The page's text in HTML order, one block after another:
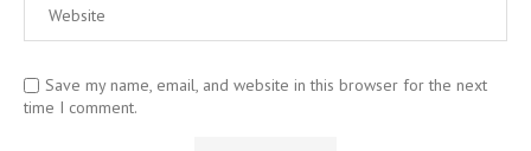
Save my name, email, and website in this browser for the next
time I comment.